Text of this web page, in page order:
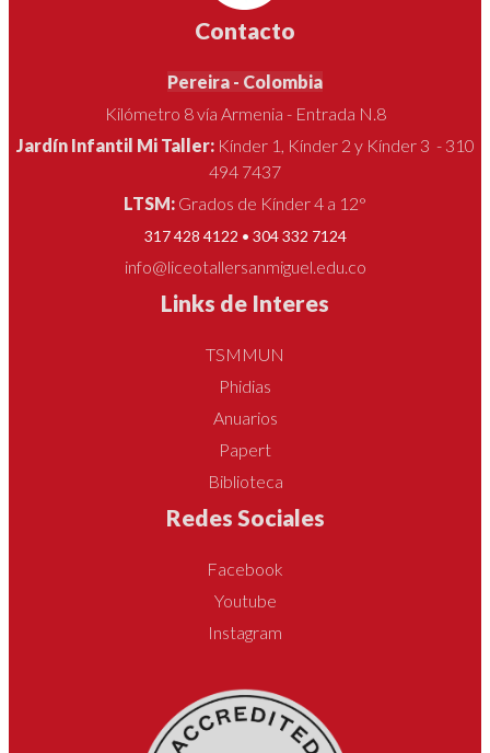
Contacto
Pereira - Colombia
Kilómetro 8 vía Armenia - Entrada N.8
Jardín Infantil Mi Taller: Kínder 1, Kínder 2 y Kínder 3 - 310
494 7437
LTSM: Grados de Kínder 4 a 12°
317 428 4122 • 304 332 7124
info@liceotallersanmiguel.edu.co
Links de Interes
TSMMUN
Phidias
Anuarios
Papert
Biblioteca
Redes Sociales
Facebook
Youtube
Instagram